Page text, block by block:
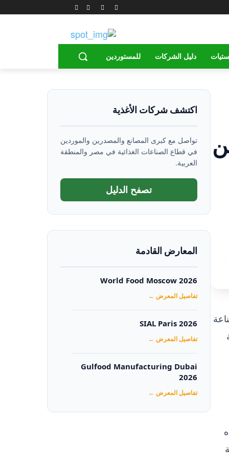
دليل الشركات للمستوردين
اكتشف شركات الأغذية
تواصل مع كبرى المصانع والمصدرين والموردين
في قطاع الصناعات الغذائية في مصر والمنطقة
العربية.
تصفح الدليل
المعارض القادمة
World Food Moscow 2026
تفاصيل المعرض ←
SIAL Paris 2026
تفاصيل المعرض ←
Gulfood Manufacturing Dubai
2026‏
تفاصيل المعرض ←